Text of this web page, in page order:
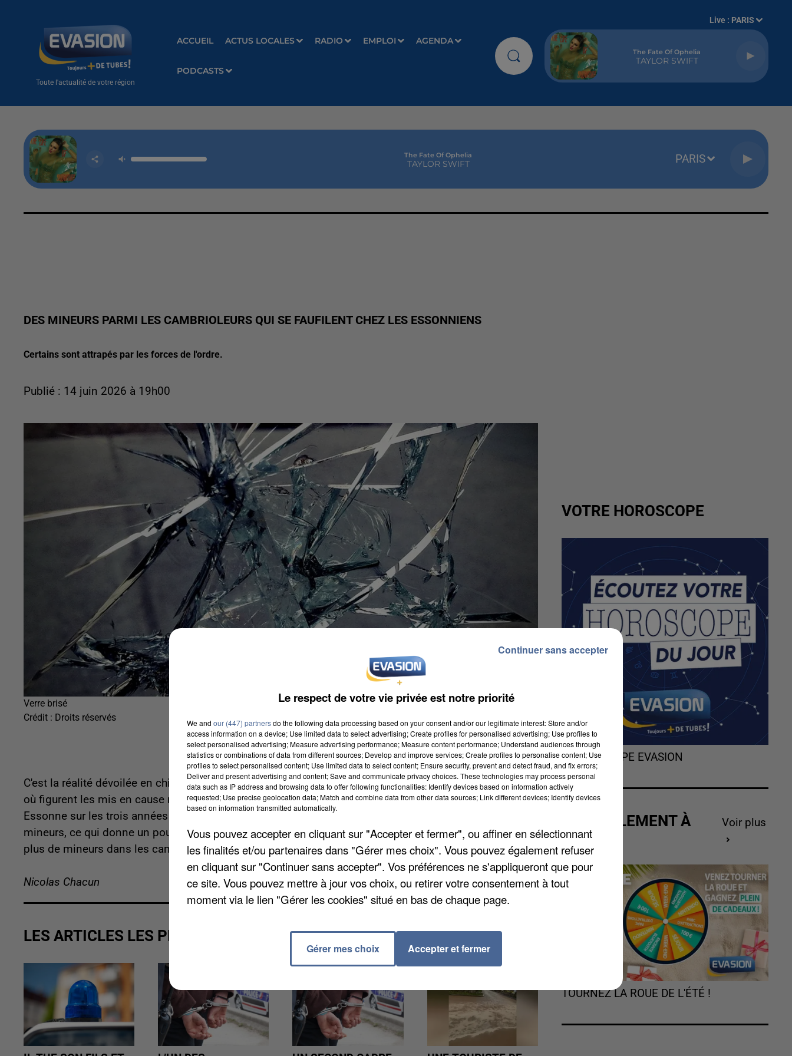
Toute l'actualité de votre région
ACCUEIL ACTUS LOCALES RADIO EMPLOI AGENDA
PODCASTS
Live : PARIS
The Fate Of Ophelia
TAYLOR SWIFT
The Fate Of Ophelia
TAYLOR SWIFT PARIS
DES MINEURS PARMI LES CAMBRIOLEURS QUI SE FAUFILENT CHEZ LES ESSONNIENS
Certains sont attrapés par les forces de l'ordre.
Publié : 14 juin 2026 à 19h00
Verre brisé
Crédit : Droits réservés
C'est la réalité dévoilée en chiffres par le ministère de l'Intérieur. Nous avons consulté lesdocuments
où figurent les mis en cause majeurs et mineurs par département, avec un cumul de 2023 à 2025. En
Essonne sur les trois années étudiées, il y a eu 1.585 auteurs de cambriolages. Parmi eux, 439
mineurs, ce qui donne un pourcentage de 27,7%. Un taux plutôt moyen. Le département qui compte le
plus de mineurs dans les cambrioleurs est Paris, avec 47%.
Nicolas Chacun
LES ARTICLES LES PLUS VUS
VOTRE HOROSCOPE
L'HOROSCOPE EVASION
ACTUELLEMENT À
GAGNER
Voir plus
TOURNEZ LA ROUE DE L'ÉTÉ !
Le respect de votre vie privée est notre priorité
We and our (447) partnersdo the following data processing based on your consent and/or our legitimate interest: Store and/or
access information on a device; Use limited data to select advertising; Create profiles for personalised advertising; Use profiles to
select personalised advertising; Measure advertising performance; Measure content performance; Understand audiences through
statistics or combinations of data from different sources; Develop and improve services; Create profiles to personalise content; Use
profiles to select personalised content; Use limited data to select content; Ensure security, prevent and detect fraud, and fix errors;
Deliver and present advertising and content; Save and communicate privacy choices. These technologies may process personal
data such as IP address and browsing data to offer following functionalities: Identify devices based on information actively
requested; Use precise geolocation data; Match and combine data from other data sources; Link different devices; Identify devices
based on information transmitted automatically.
Vous pouvez accepter en cliquant sur "Accepter et fermer", ou affiner en sélectionnant
les finalités et/ou partenaires dans "Gérer mes choix". Vous pouvez également refuser
en cliquant sur "Continuer sans accepter". Vos préférences ne s'appliqueront que pour
ce site. Vous pouvez mettre à jour vos choix, ou retirer votre consentement à tout
moment via le lien "Gérer les cookies" situé en bas de chaque page.
Gérer mes choix Accepter et fermer
Continuer sans accepter